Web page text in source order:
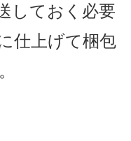
しておく必要
仕上げて梱包